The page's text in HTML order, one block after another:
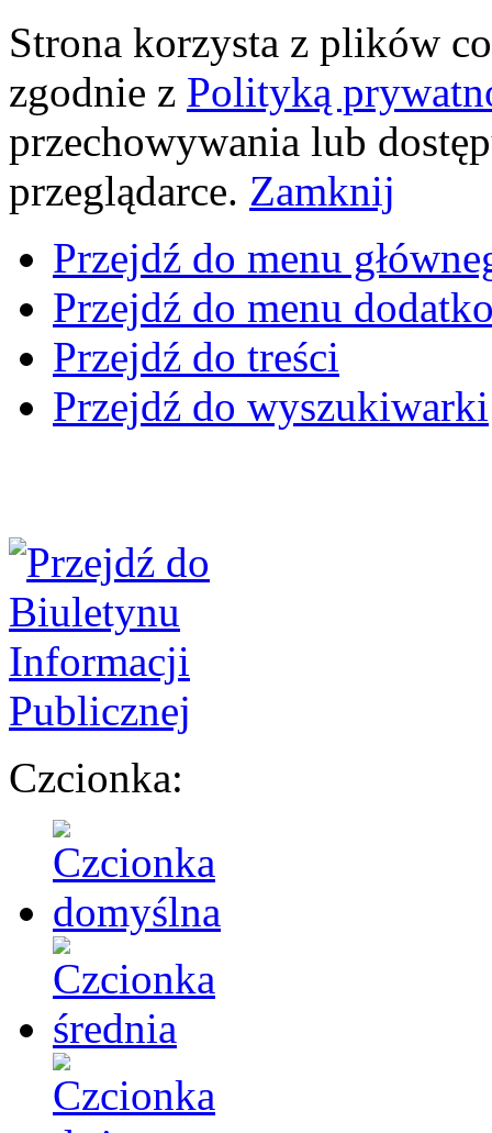
Strona korzysta z plików
zgodnie z Polityką
przechowywania lub
przeglądarce. Zamknij
Przejdź do menu
Przejdź do menu
Przejdź do treści
Przejdź do wyszukiwarki
Czcionka: